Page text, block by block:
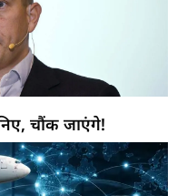
चौंक जाएंगे!